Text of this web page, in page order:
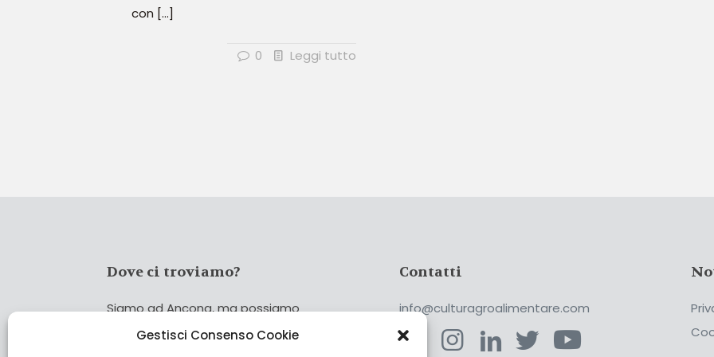
Gestisci Consenso Cookie
con […]
0 Leggi tutto
Dove ci troviamo?
Siamo ad Ancona, ma possiamo
coprire tutta Italia!
Contatti
info@culturagroalimentare.com